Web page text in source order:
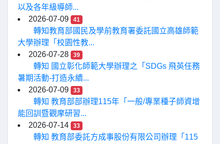
以及各年級導師...
2026-07-09
41
轉知教育部國民及學前教育署委託國立高雄師範
大學辦理「校園性教...
2026-07-28
39
轉知 國立彰化師範大學辦理之「SDGs 飛英任務
暑期活動-打造永續...
2026-07-09
33
轉知 教育部部辦理115年「一般/專業種子師資增
能回訓暨觀摩研習...
2026-07-14
33
轉知 教育部委託方成事股份有限公司辦理「115